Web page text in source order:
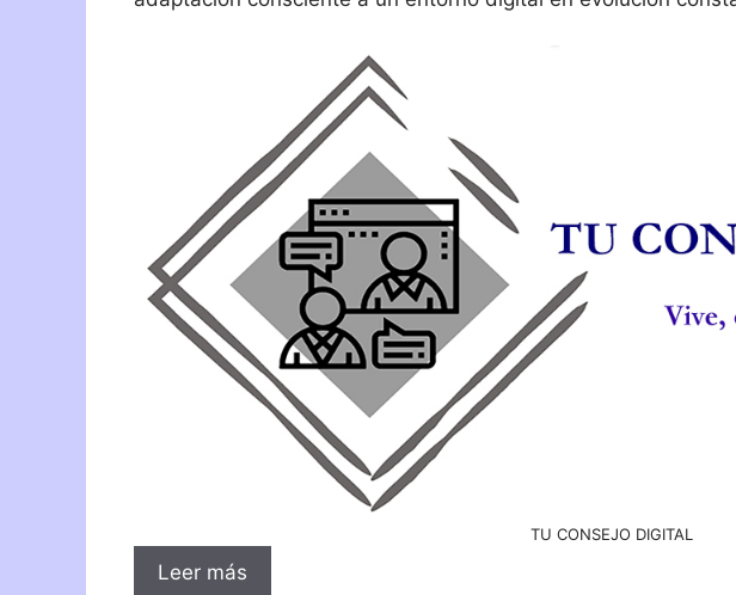
TU CONSEJO DIGITAL
Leer más